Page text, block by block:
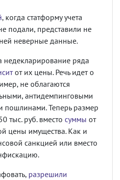
, когда статформу учета
подали, представили не
неверные данные.
ряда
от их цены. Речь идет о
не облагаются
антидемпинговыми
Теперь размер
тыс. руб. вместо суммы от
цены имущества. Как и
санкцией или вместо
разрешили